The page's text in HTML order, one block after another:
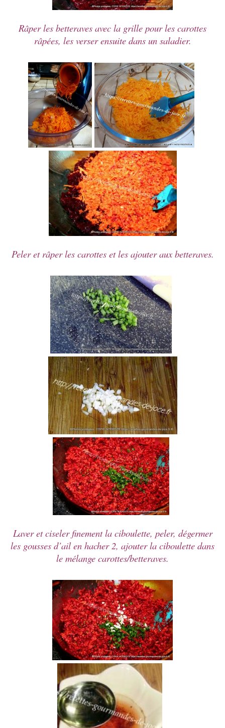
Râper les betteraves avec la grille pour les carottes
râpées, les verser ensuite dans un saladier.
Peler et râper les carottes et les ajouter aux betteraves.
Laver et ciseler finement la ciboulette, peler, dégermer
les gousses d’ail en hacher 2, ajouter la ciboulette dans
le mélange carottes/betteraves.